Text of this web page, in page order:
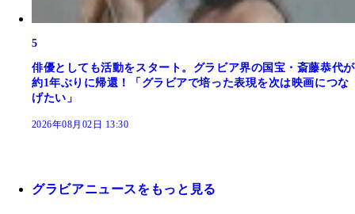
5
俳優としても活動をスタート。グラビア界の国宝・斎藤恭代が
約1年ぶりに帰還！「グラビアで培った表現を次は映画につな
げたい」
2026年08月02日 13:30
グラビアニュースをもっと見る